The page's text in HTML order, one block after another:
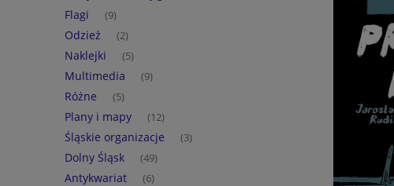
Flagi (9)
Odzież (2)
Naklejki (5)
Multimedia (9)
Różne (5)
Plany i mapy (12)
Śląskie organizacje (3)
Dolny Śląsk (49)
Antykwariat (6)